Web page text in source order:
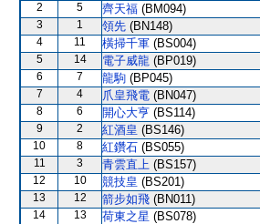
2 5 齊天福 (BM094)
3 1 領先 (BN148)
4 11 橫掃千軍 (BS004)
5 14 電子威龍 (BP019)
6 7 龍駒 (BP045)
7 4 爪皇飛電 (BN047)
8 6 開心大亨 (BS114)
9 2 紅酒皇 (BS146)
10 8 紅鑽石 (BS055)
11 3 青雲直上 (BS157)
12 10 競技皇 (BS201)
13 12 箭步如飛 (BN011)
14 13 荷東之星 (BS078)